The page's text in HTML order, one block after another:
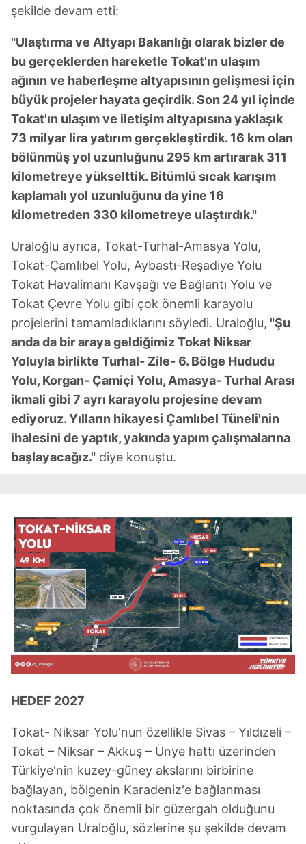
şekilde devam etti:
"Ulaştırma ve Altyapı Bakanlığı olarak bizler de
bu gerçeklerden hareketle Tokat'ın ulaşım
ağının ve haberleşme altyapısının gelişmesi için
büyük projeler hayata geçirdik. Son 24 yıl içinde
Tokat'ın ulaşım ve iletişim altyapısına yaklaşık
73 milyar lira yatırım gerçekleştirdik. 16 km olan
bölünmüş yol uzunluğunu 295 km artırarak 311
kilometreye yükselttik. Bitümlü sıcak karışım
kaplamalı yol uzunluğunu da yine 16
kilometreden 330 kilometreye ulaştırdık."
Uraloğlu ayrıca, Tokat-Turhal-Amasya Yolu,
Tokat-Çamlıbel Yolu, Aybastı-Reşadiye Yolu
Tokat Havalimanı Kavşağı ve Bağlantı Yolu ve
Tokat Çevre Yolu gibi çok önemli karayolu
projelerini tamamladıklarını söyledi. Uraloğlu, "Şu
anda da bir araya geldiğimiz Tokat Niksar
Yoluyla birlikte Turhal- Zile- 6. Bölge Hududu
Yolu, Korgan- Çamiçi Yolu, Amasya- Turhal Arası
ikmali gibi 7 ayrı karayolu projesine devam
ediyoruz. Yılların hikayesi Çamlıbel Tüneli'nin
ihalesini de yaptık, yakında yapım çalışmalarına
başlayacağız." diye konuştu.
HEDEF 2027
Tokat- Niksar Yolu'nun özellikle Sivas – Yıldızeli –
Tokat – Niksar – Akkuş – Ünye hattı üzerinden
Türkiye'nin kuzey-güney akslarını birbirine
bağlayan, bölgenin Karadeniz'e bağlanması
noktasında çok önemli bir güzergah olduğunu
vurgulayan Uraloğlu, sözlerine şu şekilde devam